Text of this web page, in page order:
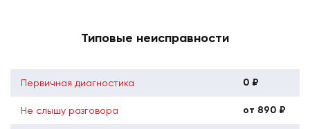
Типовые неисправности
Первичная диагностика 0 ₽
Не слышу разговора от 890 ₽